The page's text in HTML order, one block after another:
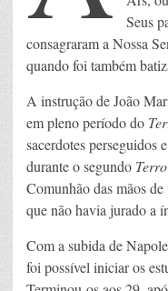
Seus
consagraram a Nossa
quando foi também
A instrução de João
em pleno período do
sacerdotes perseguidos
durante o segundo
Comunhão das mãos
que não havia jurado a
Com a subida de
foi possível iniciar os